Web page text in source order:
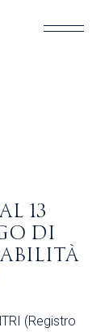
13
DI
(Registro